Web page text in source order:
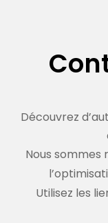
Découvrez
Nous sommes
Utilisez les